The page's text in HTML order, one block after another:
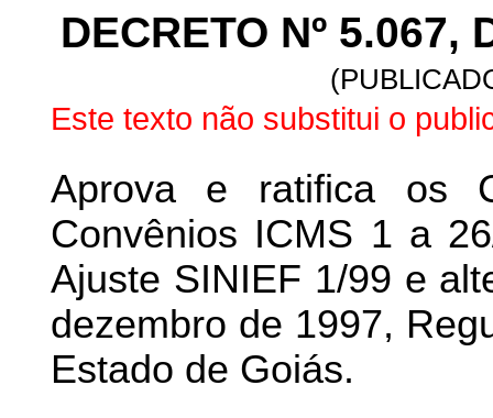
DECRETO Nº 5.067,
Este texto não substitui o
Aprova e ratifica os
Convênios ICMS 1 a
Ajuste SINIEF 1/99 e
dezembro de 1997,
Estado de Goiás.